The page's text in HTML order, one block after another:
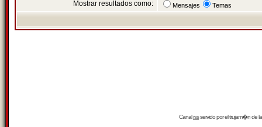
Mostrar resultados como: Mensajes Temas
Canalrssservido por eltrujam�nde